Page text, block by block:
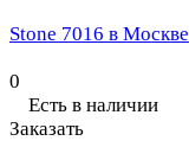
Stone 7016 в Москве
0
Есть в наличии
Заказать